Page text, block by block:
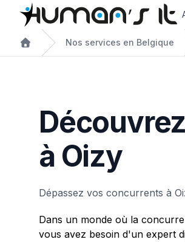
Nos services en Belgique
à Oizy
Dépassez vos concurrents à
Dans un monde où la
vous avez besoin d'un expert